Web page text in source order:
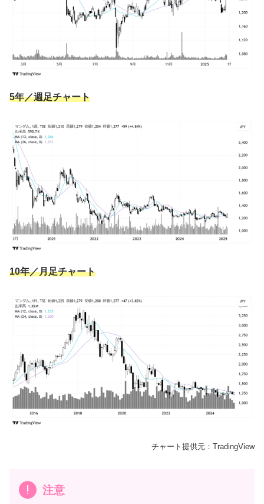
ミセラー クレンジングシート ブライトアップ 46
ルシードエル
オイルトリートメント #ディープモイスト ヘアク
5年／週足チャート
10年／月足チャート
チャート提供元：TradingView
注意